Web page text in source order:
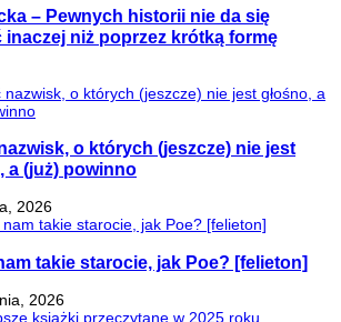
– Pewnych historii nie da się
inaczej niż poprzez krótką formę
o których (jeszcze) nie jest
a (już) powinno
2026
takie starocie, jak Poe? [felieton]
2026